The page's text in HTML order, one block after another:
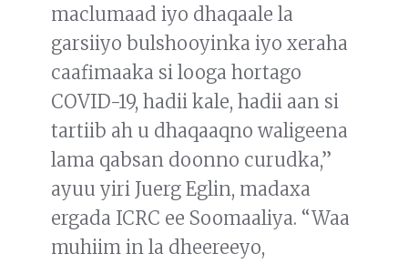
maclumaad iyo dhaqaale la
garsiiyo bulshooyinka iyo xeraha
caafimaaka si looga hortago
COVID-19, hadii kale, hadii aan si
tartiib ah u dhaqaaqno waligeena
lama qabsan doonno curudka,”
ayuu yiri Juerg Eglin, madaxa
ergada ICRC ee Soomaaliya. “Waa
muhiim in la dheereeyo,